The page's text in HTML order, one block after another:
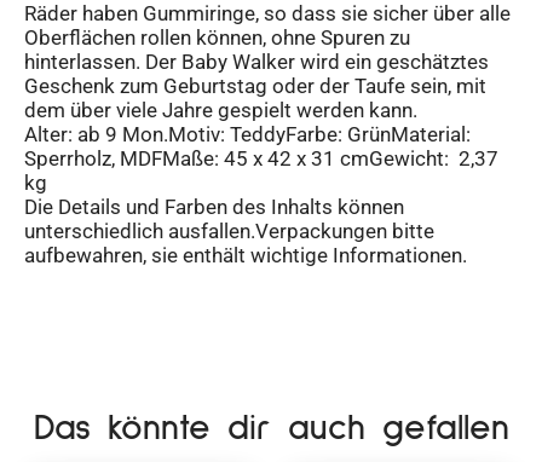
Räder haben Gummiringe, so dass sie sicher über alle
Oberflächen rollen können, ohne Spuren zu
hinterlassen. Der Baby Walker wird ein geschätztes
Geschenk zum Geburtstag oder der Taufe sein, mit
dem über viele Jahre gespielt werden kann.
Alter: ab 9 Mon.Motiv: TeddyFarbe: GrünMaterial:
Sperrholz, MDFMaße: 45 x 42 x 31 cmGewicht: 2,37
kg
Die Details und Farben des Inhalts können
unterschiedlich ausfallen.Verpackungen bitte
aufbewahren, sie enthält wichtige Informationen.
Das könnte dir auch gefallen